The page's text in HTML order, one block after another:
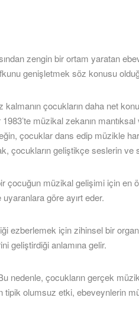
zengin bir ortam yaratan
genişletmek söz konusu
çocukların daha net
müzikal zekanın
çocuklar dans edip müzikle
çocukların geliştikçe seslerin ve
çocuğun müzikal gelişimi için
göre ayırt eder.
ezberlemek için zihinsel bir
geliştirdiği anlamına gelir.
çocukların gerçek
olumsuz etki, ebeveynlerin